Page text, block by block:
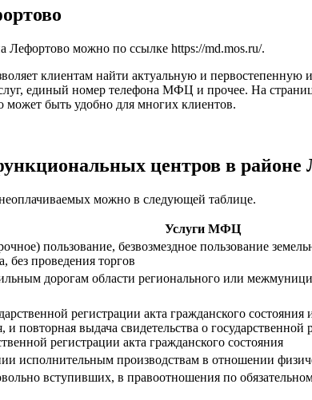
Лефортово можно по ссылке https://md.mos.ru/.
клиентам найти актуальную и
единый номер телефона МФЦ и прочее. На
быть удобно для многих клиентов.
центров в районе
можно в следующей таблице.
Услуги МФЦ
пользование, безвозмездное пользование
без проведения торгов
дорогам области регионального или
регистрации акта гражданского
и повторная выдача свидетельства о
регистрации акта гражданского состояния
исполнительным производствам в отношении
вступивших, в правоотношения по